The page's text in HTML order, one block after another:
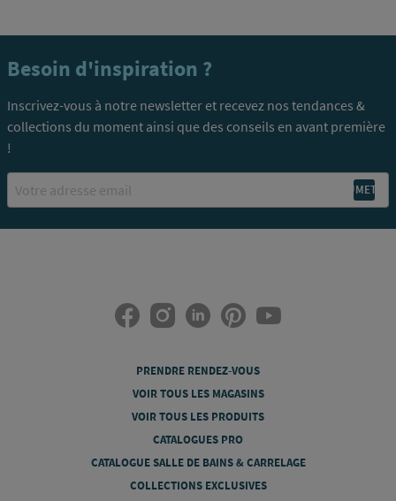
Besoin d'inspiration ?
Inscrivez-vous à notre newsletter et recevez nos tendances &
collections du moment ainsi que des conseils en avant première
!
PRENDRE RENDEZ-VOUS
VOIR TOUS LES MAGASINS
VOIR TOUS LES PRODUITS
CATALOGUES PRO
CATALOGUE SALLE DE BAINS & CARRELAGE
COLLECTIONS EXCLUSIVES